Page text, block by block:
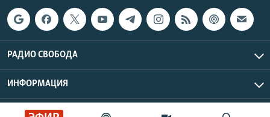
РАДИО СВОБОДА
ИНФОРМАЦИЯ